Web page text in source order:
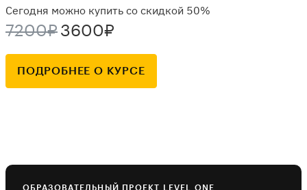
Сегодня можно купить со скидкой 50%
7200₽ 3600₽
ПОДРОБНЕЕ О КУРСЕ
ОБРАЗОВАТЕЛЬНЫЙ ПРОЕКТ LEVEL ONE